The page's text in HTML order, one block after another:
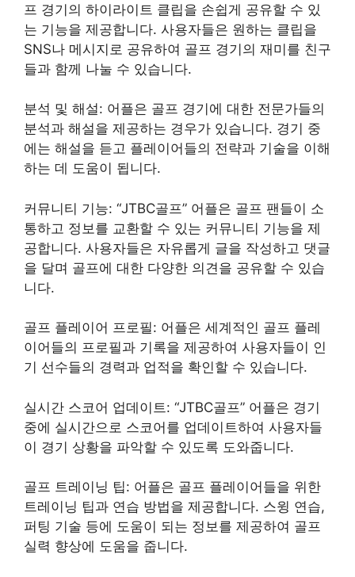
프 경기의 하이라이트 클립을 손쉽게 공유할 수 있
는 기능을 제공합니다. 사용자들은 원하는 클립을
SNS나 메시지로 공유하여 골프 경기의 재미를 친구
들과 함께 나눌 수 있습니다.
분석 및 해설: 어플은 골프 경기에 대한 전문가들의
분석과 해설을 제공하는 경우가 있습니다. 경기 중
에는 해설을 듣고 플레이어들의 전략과 기술을 이해
하는 데 도움이 됩니다.
커뮤니티 기능: “JTBC골프” 어플은 골프 팬들이 소
통하고 정보를 교환할 수 있는 커뮤니티 기능을 제
공합니다. 사용자들은 자유롭게 글을 작성하고 댓글
을 달며 골프에 대한 다양한 의견을 공유할 수 있습
니다.
골프 플레이어 프로필: 어플은 세계적인 골프 플레
이어들의 프로필과 기록을 제공하여 사용자들이 인
기 선수들의 경력과 업적을 확인할 수 있습니다.
실시간 스코어 업데이트: “JTBC골프” 어플은 경기
중에 실시간으로 스코어를 업데이트하여 사용자들
이 경기 상황을 파악할 수 있도록 도와줍니다.
골프 트레이닝 팁: 어플은 골프 플레이어들을 위한
트레이닝 팁과 연습 방법을 제공합니다. 스윙 연습,
퍼팅 기술 등에 도움이 되는 정보를 제공하여 골프
실력 향상에 도움을 줍니다.